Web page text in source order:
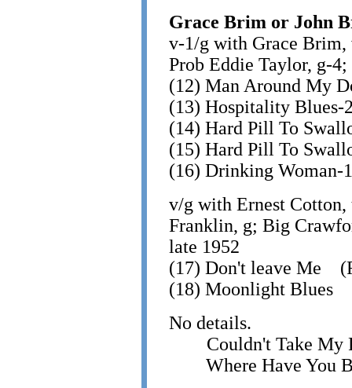
Grace Brim or John
v-1/g with Grace Brim,
Prob Eddie Taylor, g-
(12) Man Around My
(13) Hospitality
(14) Hard Pill To
(15) Hard Pill To
(16) Drinking
v/g with Ernest Cotton,
Franklin, g; Big
late 1952
(17) Don't leave Me
(18) Moonlight Blues
No details.
Couldn't Take My
Where Have You